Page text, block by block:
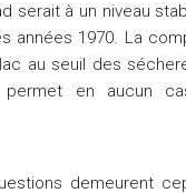
serait à un niveau
années 1970. La
au seuil des
en aucun
demeurent